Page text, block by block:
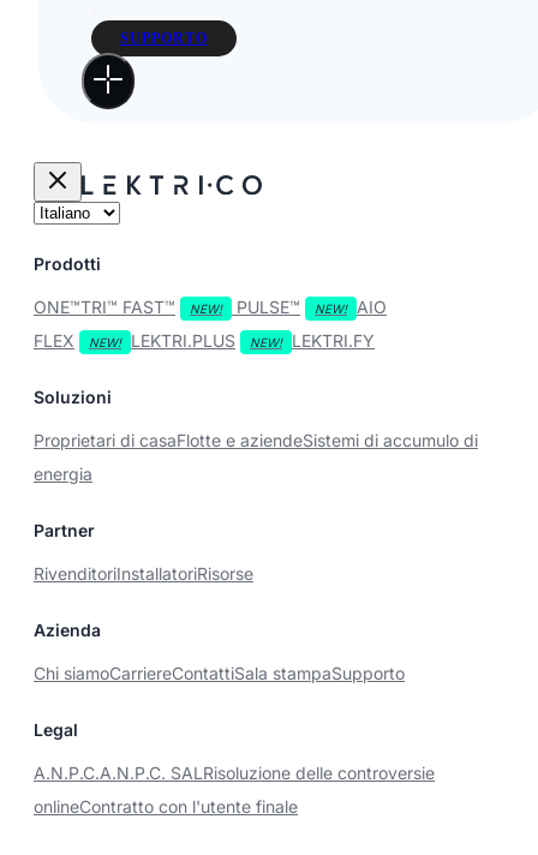
SUPPORTO
Prodotti
ONE™TRI™ FAST™ PULSE™
AIO
FLEX
LEKTRI.PLUS LEKTRI.FY
Soluzioni
Proprietari di casaFlotte e aziendeSistemi di accumulo di
energia
Partner
RivenditoriInstallatoriRisorse
Azienda
Chi siamoCarriereContattiSala stampaSupporto
Legal
A.N.P.C.A.N.P.C. SALRisoluzione delle controversie
onlineContratto con l'utente finale